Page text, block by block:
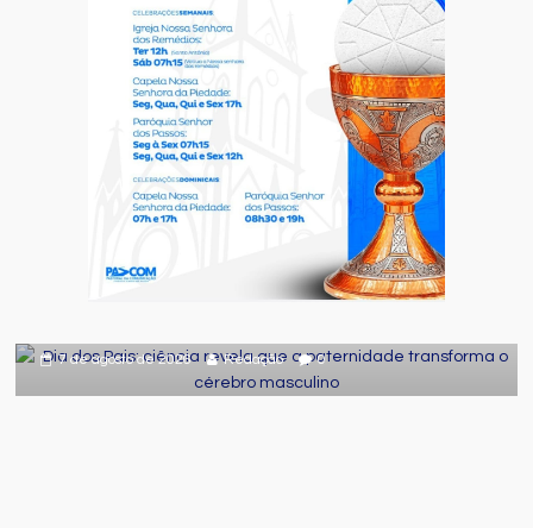
Dia dos Pais: ciência revela que a
paternidade transforma o cérebro
7 de agosto de 2026 Redação 0